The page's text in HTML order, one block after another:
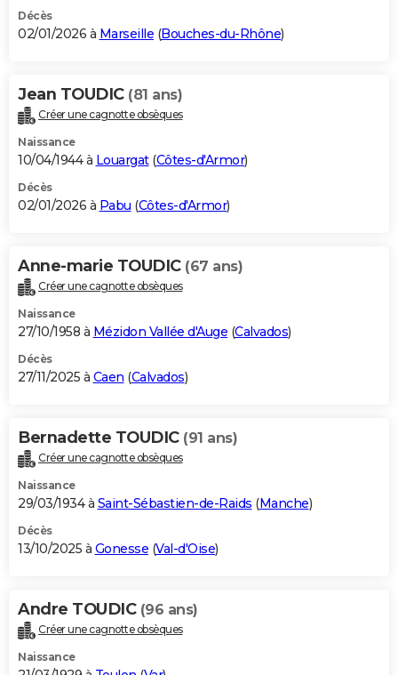
Décès
02/01/2026 à Marseille (Bouches-du-Rhône)
Jean TOUDIC (81 ans)
Créer une cagnotte obsèques
Naissance
10/04/1944 à Louargat(Côtes-d'Armor)
Décès
02/01/2026 à Pabu (Côtes-d'Armor)
Anne-marie TOUDIC (67 ans)
Créer une cagnotte obsèques
Naissance
27/10/1958 à Mézidon Vallée d'Auge (Calvados)
Décès
27/11/2025 à Caen (Calvados)
Bernadette TOUDIC (91 ans)
Créer une cagnotte obsèques
Naissance
29/03/1934 à Saint-Sébastien-de-Raids (Manche)
Décès
13/10/2025 à Gonesse (Val-d'Oise)
Andre TOUDIC (96 ans)
Créer une cagnotte obsèques
Naissance